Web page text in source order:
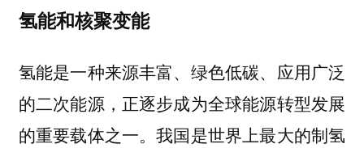
氢能和核聚变能
氢能是一种来源丰富、绿色低碳、应用广泛
的二次能源，正逐步成为全球能源转型发展
的重要载体之一。我国是世界上最大的制氢